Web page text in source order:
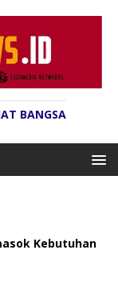
BANGSA
Kebutuhan